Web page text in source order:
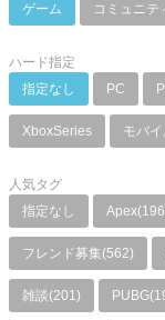
ゲーム
コミュニテ
ハード指定
指定なし
PC
XboxSeries モバ
人気タグ
指定なし
フレンド募集(562)
雑談(201)